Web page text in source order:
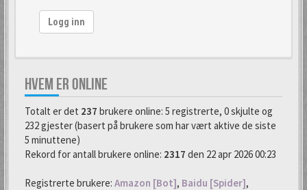
Logg inn
HVEM ER ONLINE
Totalt er det 237 brukere online: 5 registrerte, 0 skjulte og
232 gjester (basert på brukere som har vært aktive de siste
5 minuttene)
Rekord for antall brukere online: 2317 den 22 apr 2026 00:23
Registrerte brukere: Amazon [Bot], Baidu [Spider],